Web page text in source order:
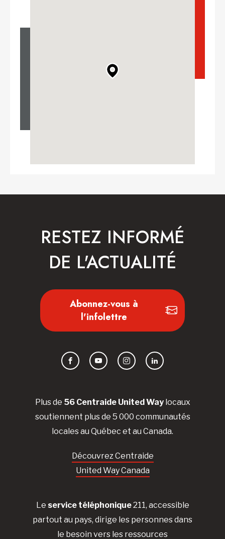
Plus de 56 Centraide United Waylocaux
soutiennent plus de 5 000 communautés
locales au Québec et au Canada.
Découvrez Centraide
United Way Canada
Le service téléphonique211, accessible
partout au pays, dirige les personnes dans
le besoin vers les ressources
RESTEZ INFORMÉ
DE L'ACTUALITÉ
Abonnez-vous à
l'infolettre
FacebookYouTubeInstagramLinkedIn